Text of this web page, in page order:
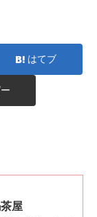
はてブ
屋